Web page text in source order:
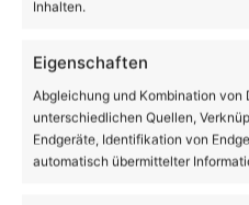
Inhalten.
Eigenschaften
Abgleichung und Kombination von
unterschiedlichen Quellen,
Endgeräte, Identifikation von
automatisch übermittelter